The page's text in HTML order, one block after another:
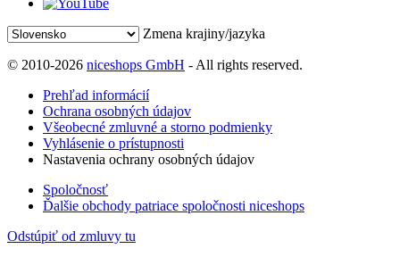
Zmena krajiny/jazyka
© 2010-2026 niceshops GmbH - All rights reserved.
Prehľad informácií
Ochrana osobných údajov
Všeobecné zmluvné a storno podmienky
Vyhlásenie o prístupnosti
Nastavenia ochrany osobných údajov
Spoločnosť
Ďalšie obchody patriace spoločnosti niceshops
Odstúpiť od zmluvy tu